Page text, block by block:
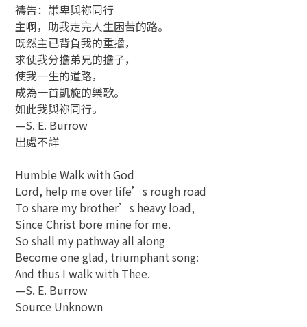
禱告：謙卑與祢同行
主啊，助我走完人生困苦的路。
既然主已背負我的重擔，
求使我分擔弟兄的擔子，
使我一生的道路，
成為一首凱旋的樂歌。
如此我與祢同行。
—S. E. Burrow
出處不詳
Humble Walk with God
Lord, help me over life’s rough road
To share my brother’s heavy load,
Since Christ bore mine for me.
So shall my pathway all along
Become one glad, triumphant song:
And thus I walk with Thee.
—S. E. Burrow
Source Unknown